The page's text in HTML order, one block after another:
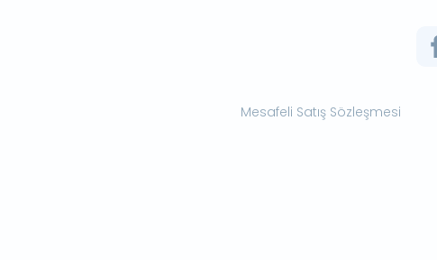
Mesafeli Satış Sözleşmesi